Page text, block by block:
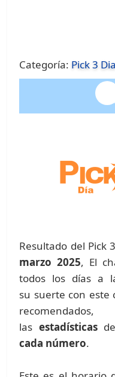
Categoría: Pick 3 Dia
Resultado del Pick
marzo 2025, El
todos los días a
su suerte con este
las estadísticasde
cada número.